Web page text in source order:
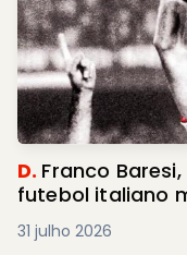
D. Franco
futebol italiano
31 julho 2026